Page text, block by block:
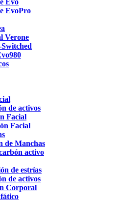
Evo
EvoPro
Verone
de activos
Facial
Facial
de Manchas
activo
de estrías
de activos
Corporal